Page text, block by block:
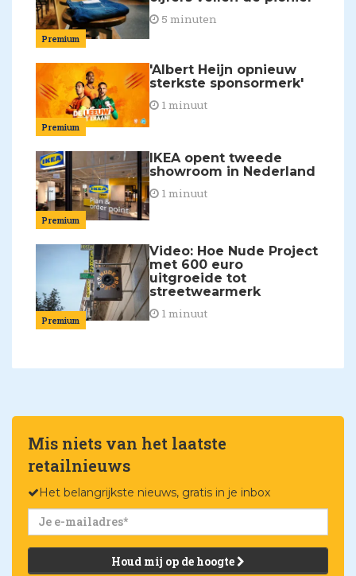
Premium
5 minuten
Premium
'Albert Heijn opnieuw
sterkste sponsormerk'
1 minuut
Premium
IKEA opent tweede
showroom in Nederland
1 minuut
Premium
Video: Hoe Nude Project
met 600 euro
uitgroeide tot
streetwearmerk
1 minuut
Mis niets van het laatste
retailnieuws
Het belangrijkste nieuws, gratis in je inbox
Houd mij op de hoogte